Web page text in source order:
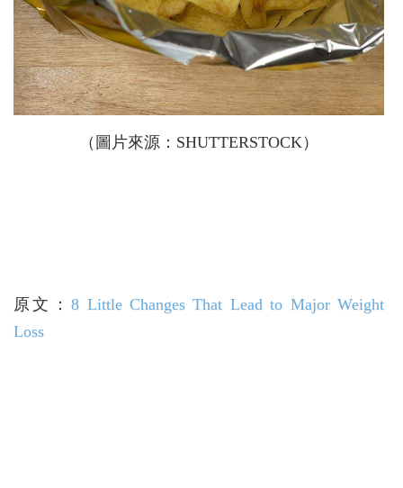
（圖片來源：SHUTTERSTOCK）
原文：8 Little Changes That Lead to Major Weight
Loss